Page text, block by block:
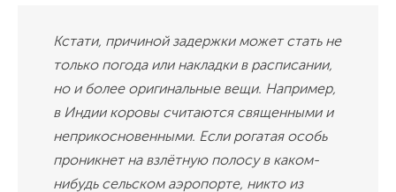
Кстати, причиной задержки может стать не
только погода или накладки в расписании,
но и более оригинальные вещи. Например,
в Индии коровы считаются священными и
неприкосновенными. Если рогатая особь
проникнет на взлётную полосу в каком-
нибудь сельском аэропорте, никто из